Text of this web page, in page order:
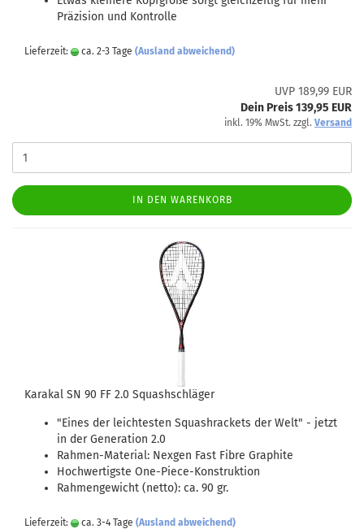
Präzision und Kontrolle
Lieferzeit: ca. 2-3 Tage (Ausland abweichend)
UVP 189,99 EUR
Dein Preis 139,95 EUR
inkl. 19% MwSt. zzgl. Versand
IN DEN WARENKORB
Karakal SN 90 FF 2.0 Squashschläger
"Eines der leichtesten Squashrackets der Welt" - jetzt
in der Generation 2.0
Rahmen-Material: Nexgen Fast Fibre Graphite
Hochwertigste One-Piece-Konstruktion
Rahmengewicht (netto): ca. 90 gr.
Lieferzeit: ca. 3-4 Tage (Ausland abweichend)